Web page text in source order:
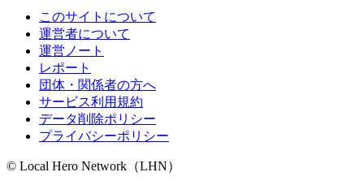
このサイトについて
運営者について
運営ノート
レポート
団体・関係者の方へ
サービス利用規約
データ削除ポリシー
プライバシーポリシー
© Local Hero Network（LHN）